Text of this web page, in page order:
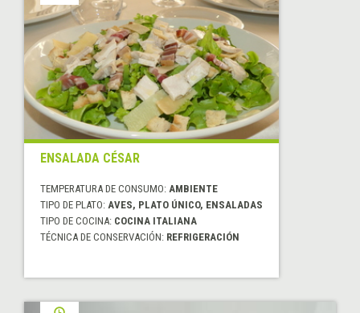
ENSALADA CÉSAR
TEMPERATURA DE CONSUMO: AMBIENTE
TIPO DE PLATO: AVES, PLATO ÚNICO, ENSALADAS
TIPO DE COCINA: COCINA ITALIANA
TÉCNICA DE CONSERVACIÓN: REFRIGERACIÓN